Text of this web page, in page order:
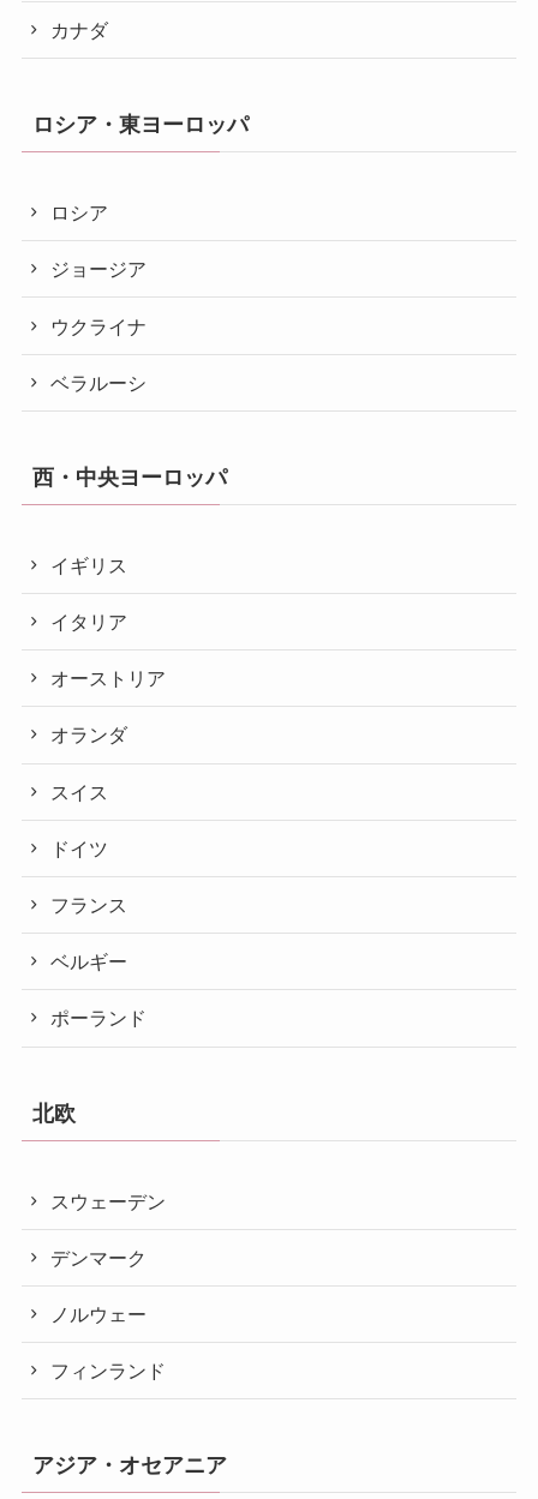
カナダ
ロシア・東ヨーロッパ
ロシア
ジョージア
ウクライナ
ベラルーシ
西・中央ヨーロッパ
イギリス
イタリア
オーストリア
オランダ
スイス
ドイツ
フランス
ベルギー
ポーランド
北欧
スウェーデン
デンマーク
ノルウェー
フィンランド
アジア・オセアニア